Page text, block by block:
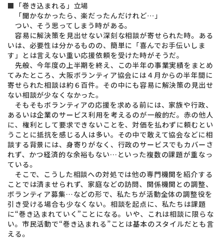
■「巻き込まれる」立場
「聞かなかったら、楽だったんだけれど…」
つい、そう思ってしまう時がある。
容易に解決策を見出せない深刻な相談が寄せられた時。ある
いは、必要性は分かるものの、簡単に「喜んでお手伝いしま
す」とは言えない重い応援依頼を受けた時がそうだ。
先般、今年度の上半期を終え、この半年の事業実績をまとめ
てみたところ、大阪ボランティア協会には４月からの半年間に
寄せられた相談は約６百件。その中にも容易に解決策の見出せ
ない相談が少なくなかった。
そもそもボランティアの応援を求める前には、家族や行政、
あるいは企業のサービス利用を考えるのが一般的だ。赤の他人
に、権利として要求できないことを、対価を払わずに頼むとい
うことに抵抗を感じる人は多い。その中で敢えて協会などに相
談する背景には、身寄りがなく、行政のサービスでもカバーさ
れず、かつ経済的な余裕もない…といった複数の課題が重なっ
ている。
そこで、こうした相談への対処では他の専門機関を紹介する
ことでは済ませられず、家庭などの訪問、関係機関との調整、
ボランティア募集…などの形で、私たちが活動全体の調整役を
引き受ける場合も少なくない。相談を起点に、私たちは課題
に“巻き込まれていく”ことになる。いや、これは相談に限らな
い。市民活動で“巻き込まれる”ことは基本のスタイルだとも言
える。